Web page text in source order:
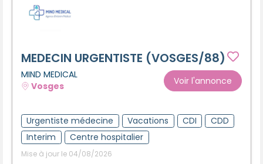
Se connecter avec LinkedIn
Inscrivez-vous en un clic !
MEDECIN URGENTISTE (VOSGES/88)
MIND MEDICAL
Vosges
Voir l'annonce
Urgentiste médecine Vacations CDI
CDD
Interim
Centre hospitalier
Mise à jour le 04/08/2026